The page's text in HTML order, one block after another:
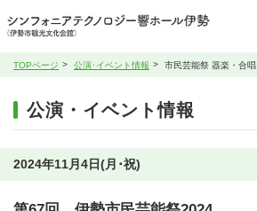
TOPページ 公演･イベント情報 市民芸能祭 器楽・合唱
公演・イベント情報
2024年11月4日(月･祝)